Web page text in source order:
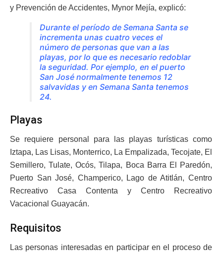
y Prevención de Accidentes, Mynor Mejía, explicó:
Durante el período de Semana Santa se
incrementa unas cuatro veces el
número de personas que van a las
playas, por lo que es necesario redoblar
la seguridad. Por ejemplo, en el puerto
San José normalmente tenemos 12
salvavidas y en Semana Santa tenemos
24.
Playas
Se requiere personal para las playas turísticas como
Iztapa, Las Lisas, Monterrico, La Empalizada, Tecojate, El
Semillero, Tulate, Ocós, Tilapa, Boca Barra El Paredón,
Puerto San José, Champerico, Lago de Atitlán, Centro
Recreativo Casa Contenta y Centro Recreativo
Vacacional Guayacán.
Requisitos
Las personas interesadas en participar en el proceso de